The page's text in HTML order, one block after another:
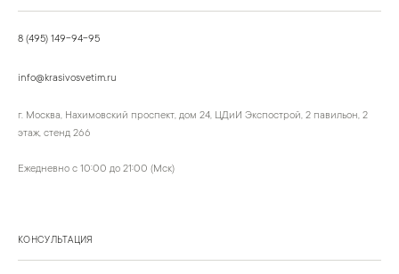
8 (495) 149-94-95
info@krasivosvetim.ru
г. Москва, Нахимовский проспект, дом 24, ЦДиИ Экспострой, 2 павильон, 2
этаж, стенд 266
Ежедневно с 10:00 до 21:00 (Мск)
КОНСУЛЬТАЦИЯ